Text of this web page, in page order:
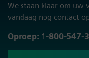
We staan klaar om uw
vandaag nog contact
Oproep: 1-800-547-